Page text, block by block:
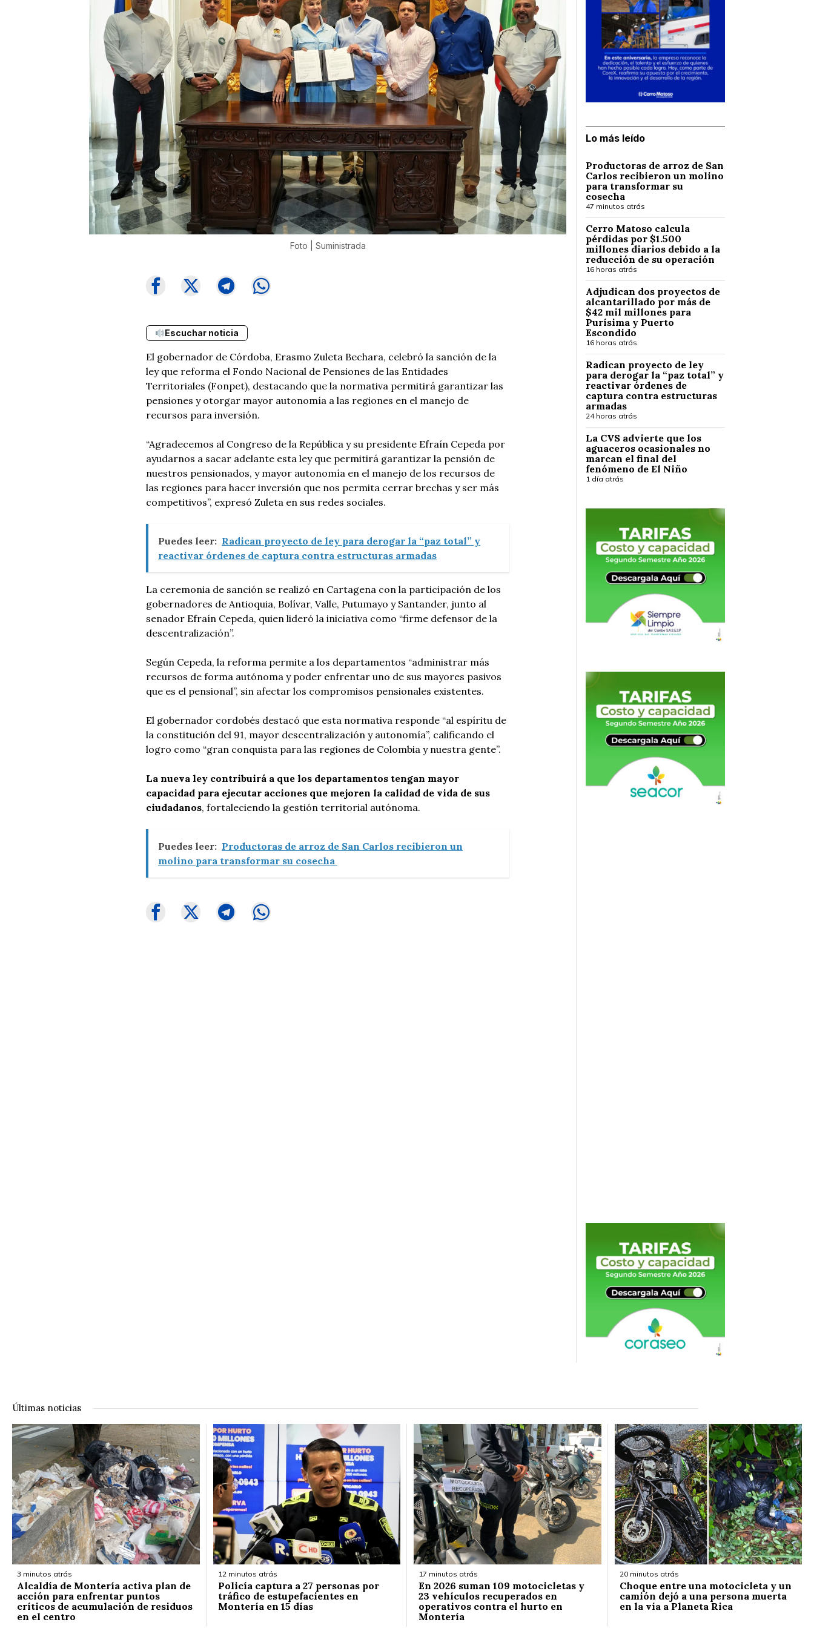
Foto | Suministrada
Escuchar noticia
El gobernador de Córdoba, Erasmo Zuleta Bechara, celebró la sanción de la
ley que reforma el Fondo Nacional de Pensiones de las Entidades
Territoriales (Fonpet), destacando que la normativa permitirá garantizar las
pensiones y otorgar mayor autonomía a las regiones en el manejo de
recursos para inversión.
“Agradecemos al Congreso de la República y su presidente Efraín Cepeda por
ayudarnos a sacar adelante esta ley que permitirá garantizar la pensión de
nuestros pensionados, y mayor autonomía en el manejo de los recursos de
las regiones para hacer inversión que nos permita cerrar brechas y ser más
competitivos”, expresó Zuleta en sus redes sociales.
Puedes leer: Radican proyecto de ley para derogar la “paz total” y
reactivar órdenes de captura contra estructuras armadas
La ceremonia de sanción se realizó en Cartagena con la participación de los
gobernadores de Antioquia, Bolívar, Valle, Putumayo y Santander, junto al
senador Efraín Cepeda, quien lideró la iniciativa como “firme defensor de la
descentralización”.
Según Cepeda, la reforma permite a los departamentos “administrar más
recursos de forma autónoma y poder enfrentar uno de sus mayores pasivos
que es el pensional”, sin afectar los compromisos pensionales existentes.
El gobernador cordobés destacó que esta normativa responde “al espíritu de
la constitución del 91, mayor descentralización y autonomía”, calificando el
logro como “gran conquista para las regiones de Colombia y nuestra gente”.
La nueva ley contribuirá a que los departamentos tengan mayor
capacidad para ejecutar acciones que mejoren la calidad de vida de sus
ciudadanos, fortaleciendo la gestión territorial autónoma.
Puedes leer: Productoras de arroz de San Carlos recibieron un
molino para transformar su cosecha
Lo más leído
Productoras de arroz de San
Carlos recibieron un molino
para transformar su
cosecha
47 minutos atrás
Cerro Matoso calcula
pérdidas por $1.500
millones diarios debido a la
reducción de su operación
16 horas atrás
Adjudican dos proyectos de
alcantarillado por más de
$42 mil millones para
Purísima y Puerto
Escondido
16 horas atrás
Radican proyecto de ley
para derogar la “paz total” y
reactivar órdenes de
captura contra estructuras
armadas
24 horas atrás
La CVS advierte que los
aguaceros ocasionales no
marcan el final del
fenómeno de El Niño
1 día atrás
Últimas noticias
3 minutos atrás
Alcaldía de Montería activa plan de
acción para enfrentar puntos
críticos de acumulación de residuos
en el centro
12 minutos atrás
Policía captura a 27 personas por
tráfico de estupefacientes en
Montería en 15 días
17 minutos atrás
En 2026 suman 109 motocicletas y
23 vehículos recuperados en
operativos contra el hurto en
Montería
20 minutos atrás
Choque entre una motocicleta y un
camión dejó a una persona muerta
en la vía a Planeta Rica